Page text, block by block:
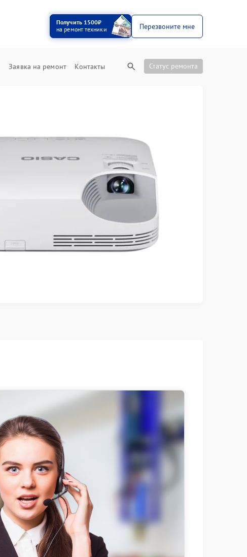
Получить 1500₽
на ремонт техники
Перезвоните мне
Заявка на ремонт Контакты Статус ремонта